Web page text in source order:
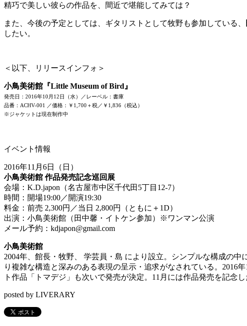
精巧で美しい彼らの作品を、間近で堪能してみては？
また、今後の予定としては、ギタリストとして牧野も参加している、
したい。
＜以下、リリースインフォ＞
小鳥美術館『Little Museum of Bird』
発売日：2016年10月12日（水）／レーベル：書庫
品番：ACHV-001 ／価格：￥1,700＋税／￥1,836（税込）
※ジャケットは現在制作中
イベント情報
2016年11月6日（日）
小鳥美術館 作品発売記念巡回展
会場：K.D.japon（名古屋市中区千代田5丁目12-7）
時間：開場19:00／開演19:30
料金：前売 2,300円／当日 2,800円（ともに＋1D）
出演：小鳥美術館（田中馨・イトケン参加）※ワンマン公演
メール予約：kdjapon@gmail.com
小鳥美術館
2004年、館長・牧野、 学芸員・島 により設立。シンプルな構成の
り複雑な構造と深みのある表現の呈示・追求がなされている。2016
ト作品「トマデジ」も次いで発売が決定。11月には作品発売を記念
posted by LIVERARY